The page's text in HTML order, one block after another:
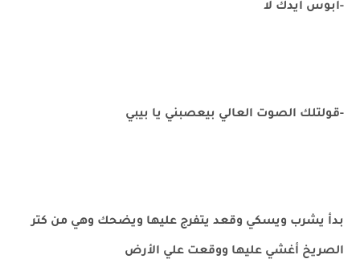
-أبوس أيدك لا
-قولتلك الصوت العالي بيعصبني يا بيبي
بدأ يشرب ويسكي وقعد يتفرج عليها ويضحك وهي من كتر
الصريخ أغشي عليها ووقعت علي الأرض